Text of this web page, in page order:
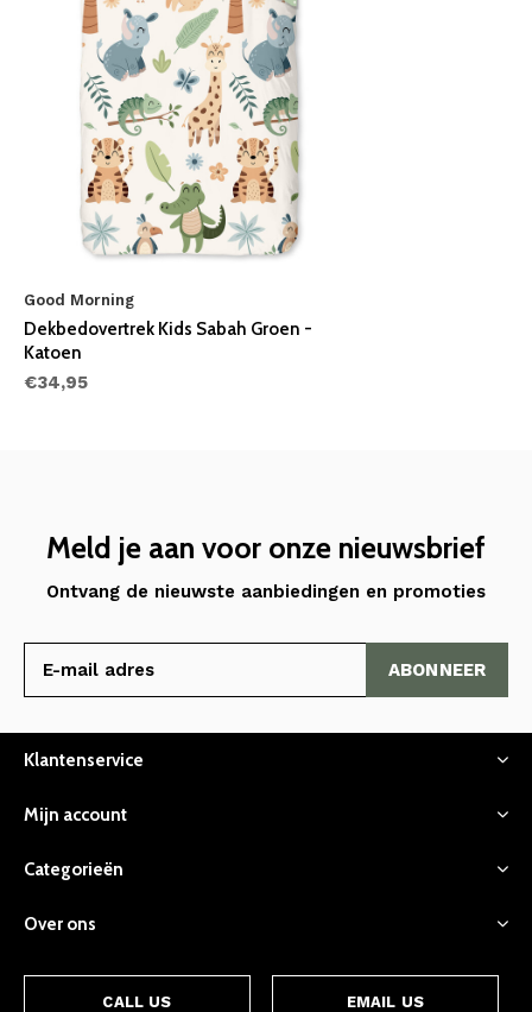
Good Morning
Dekbedovertrek Kids Sabah Groen -
Katoen
€34,95
Meld je aan voor onze nieuwsbrief
Ontvang de nieuwste aanbiedingen en promoties
ABONNEER
Klantenservice
Mijn account
Categorieën
Over ons
CALL US EMAIL US